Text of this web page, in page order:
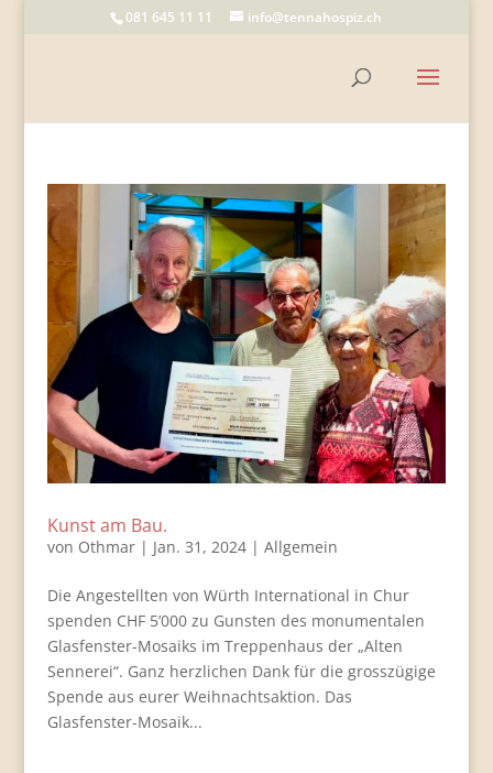
081 645 11 11 info@tennahospiz.ch
Kunst am Bau.
von Othmar| Jan. 31, 2024| Allgemein
Die Angestellten von Würth International in Chur
spenden CHF 5’000 zu Gunsten des monumentalen
Glasfenster-Mosaiks im Treppenhaus der „Alten
Sennerei“. Ganz herzlichen Dank für die grosszügige
Spende aus eurer Weihnachtsaktion. Das
Glasfenster-Mosaik...